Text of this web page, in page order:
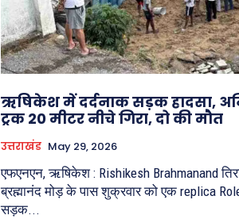
ऋषिकेश में दर्दनाक सड़क हादसा,
ट्रक 20 मीटर नीचे गिरा, दो की मौत
उत्तराखंड May 29, 2026
एफएनएन, ऋषिकेश : Rishikesh Brahmanand
ब्रह्मानंद मोड़ के पास शुक्रवार को एक replica
सड़क...